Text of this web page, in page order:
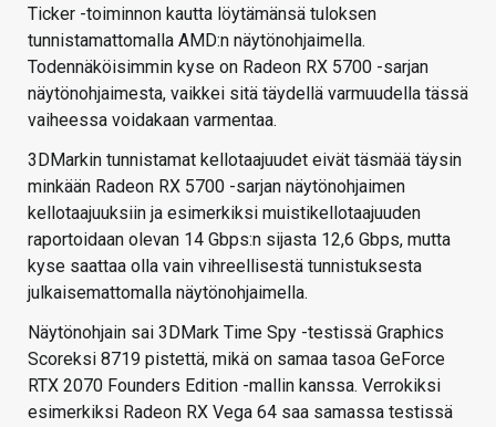
Ticker -toiminnon kautta löytämänsä tuloksen
tunnistamattomalla AMD:n näytönohjaimella.
Todennäköisimmin kyse on Radeon RX 5700 -sarjan
näytönohjaimesta, vaikkei sitä täydellä varmuudella tässä
vaiheessa voidakaan varmentaa.
3DMarkin tunnistamat kellotaajuudet eivät täsmää täysin
minkään Radeon RX 5700 -sarjan näytönohjaimen
kellotaajuuksiin ja esimerkiksi muistikellotaajuuden
raportoidaan olevan 14 Gbps:n sijasta 12,6 Gbps, mutta
kyse saattaa olla vain vihreellisestä tunnistuksesta
julkaisemattomalla näytönohjaimella.
Näytönohjain sai 3DMark Time Spy -testissä Graphics
Scoreksi 8719 pistettä, mikä on samaa tasoa GeForce
RTX 2070 Founders Edition -mallin kanssa. Verrokiksi
esimerkiksi Radeon RX Vega 64 saa samassa testissä